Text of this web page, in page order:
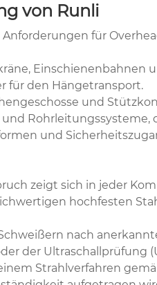
von Runli
für
Einschienenbahnen
für den Hängetransport.
und
und
und
zeigt sich in jeder
hochfesten
nach
der Ultraschallprüfung
Strahlverfahren